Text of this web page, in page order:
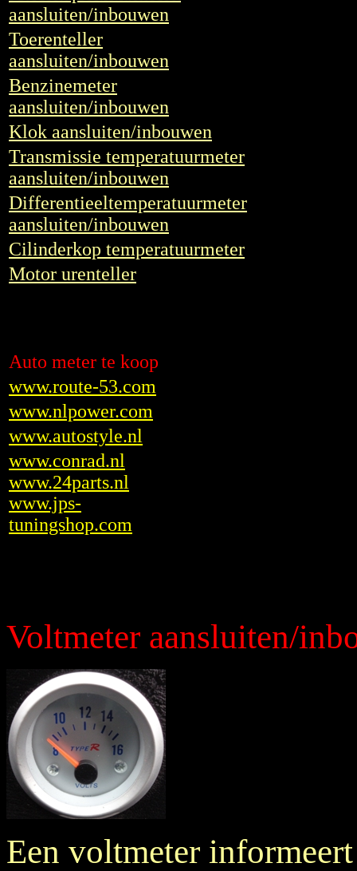
aansluiten/inbouwen
Toerenteller
aansluiten/inbouwen
Benzinemeter
aansluiten/inbouwen
Klok aansluiten/inbouwen
Transmissie temperatuurmeter
aansluiten/inbouwen
Differentieeltemperatuurmeter
aansluiten/inbouwen
Cilinderkop temperatuurmeter
Motor urenteller
Auto meter te koop
www.route-53.com
www.nlpower.com
www.autostyle.nl
www.conrad.nl
www.24parts.nl
www.jps-
tuningshop.com
Voltmeter aansluiten/
Een voltmeter